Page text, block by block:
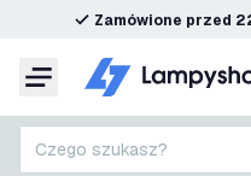
Zamówione przed
Menu
Czego szukasz?